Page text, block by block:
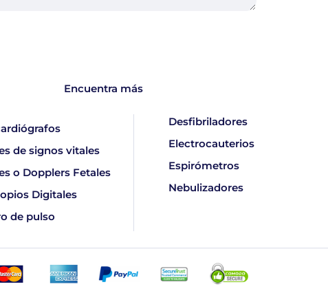
Encuentra más
de signos vitales
o Dopplers Fetales
Digitales
de pulso
Desfibriladores
Electrocauterios
Espirómetros
Nebulizadores